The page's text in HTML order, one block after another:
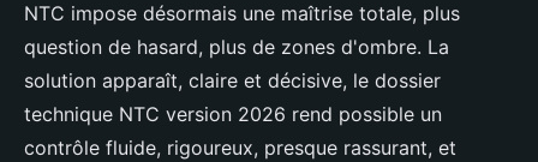
NTC impose désormais une maîtrise totale, plus
question de hasard, plus de zones d'ombre. La
solution apparaît, claire et décisive, le dossier
technique NTC version 2026 rend possible un
contrôle fluide, rigoureux, presque rassurant, et